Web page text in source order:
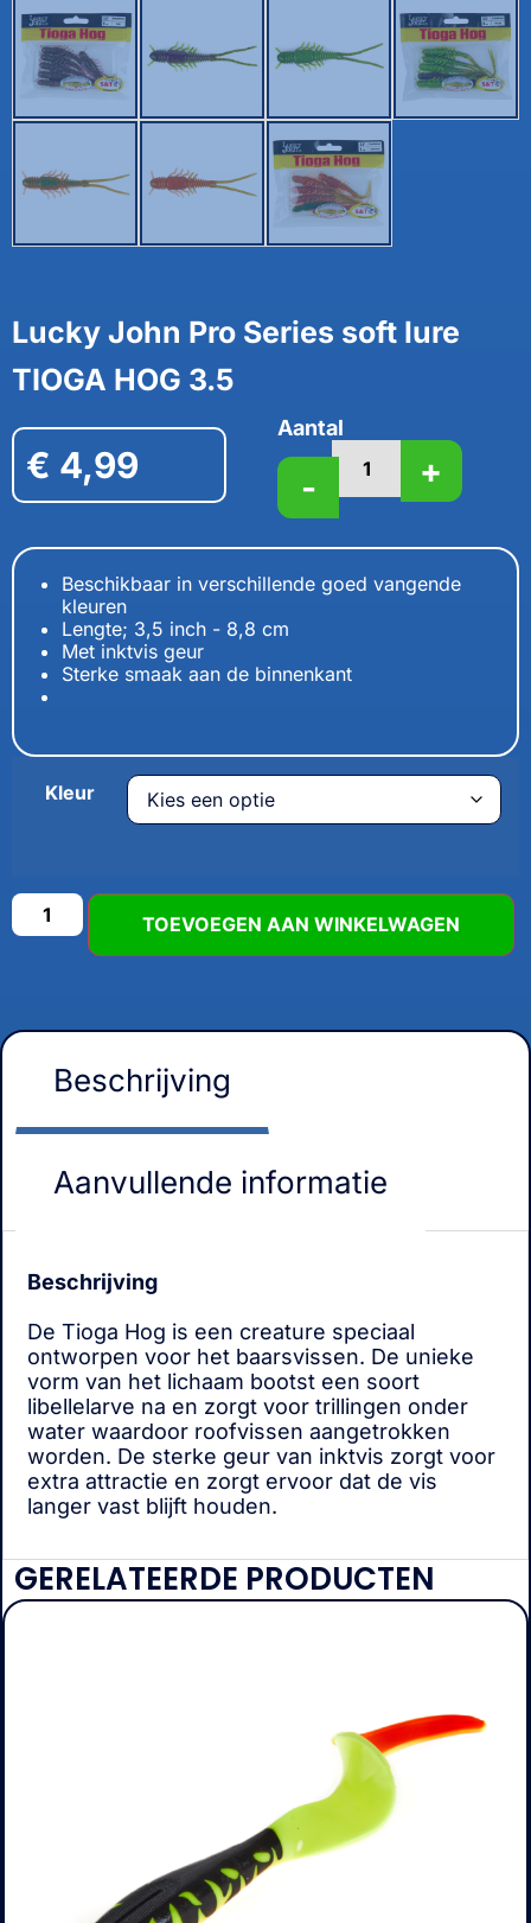
Lucky John Pro Series soft lure
TIOGA HOG 3.5
€ 4,99
Aantal
- +
Beschikbaar in verschillende goed vangende
kleuren
Lengte; 3,5 inch - 8,8 cm
Met inktvis geur
Sterke smaak aan de binnenkant
Kleur
TOEVOEGEN AAN WINKELWAGEN
Beschrijving
Aanvullende informatie
Beschrijving
De Tioga Hog is een creature speciaal
ontworpen voor het baarsvissen. De unieke
vorm van het lichaam bootst een soort
libellelarve na en zorgt voor trillingen onder
water waardoor roofvissen aangetrokken
worden. De sterke geur van inktvis zorgt voor
extra attractie en zorgt ervoor dat de vis
langer vast blijft houden.
GERELATEERDE PRODUCTEN